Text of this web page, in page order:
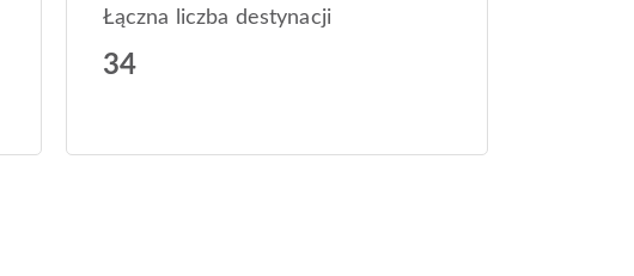
Łączna liczba destynacji
34